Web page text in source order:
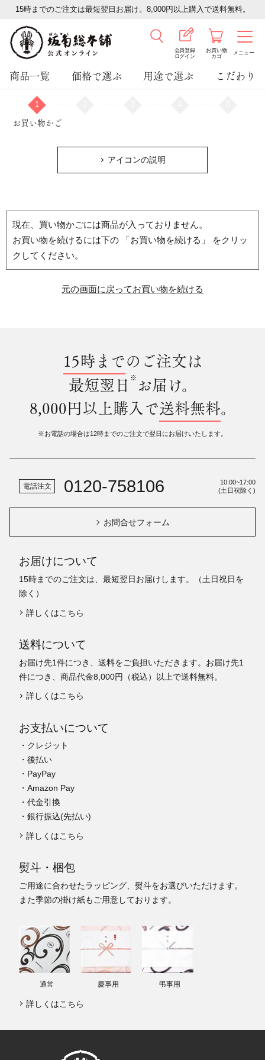
15時までのご注文は最短翌日お届け。8,000円以上購入で送料無料。
会員登録
ログイン
お買い物
カゴ
メニュー
商品一覧 価格で選ぶ 用途で選ぶ こだわり
1
お買い物かご
アイコンの説明
現在、買い物かごには商品が入っておりません。
お買い物を続けるには下の 「お買い物を続ける」 をクリッ
クしてください。
元の画面に戻ってお買い物を続ける
15時までのご注文は
最短翌日 ※ お届け。
8,000円以上購入で送料無料。
※お電話の場合は12時までのご注文で翌日にお届けいたします。
電話注文 0120-758106
10:00~17:00
(土日祝除く)
お問合せフォーム
お届けについて
15時までのご注文は、最短翌日お届けします。（土日祝日を
除く）
詳しくはこちら
送料について
お届け先1件につき、送料をご負担いただきます。お届け先1
件につき、商品代金8,000円（税込）以上で送料無料。
詳しくはこちら
お支払いについて
・クレジット
・後払い
・PayPay
・Amazon Pay
・代金引換
・銀行振込(先払い)
詳しくはこちら
熨斗・梱包
ご用途に合わせたラッピング、熨斗をお選びいただけます。
また季節の掛け紙もご用意しております。
通常 慶事用 弔事用
詳しくはこちら